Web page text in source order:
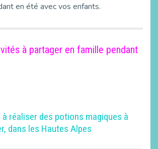
en été avec vos enfants.
à partager en famille pendant
à réaliser des potions magiques à
dans les Hautes Alpes